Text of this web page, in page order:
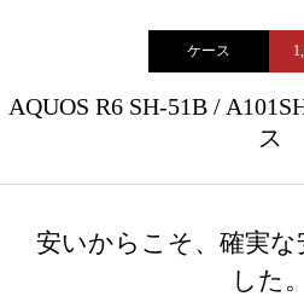
ケース
AQUOS R6 SH-51B /
ス
安いからこそ、確実な
した。